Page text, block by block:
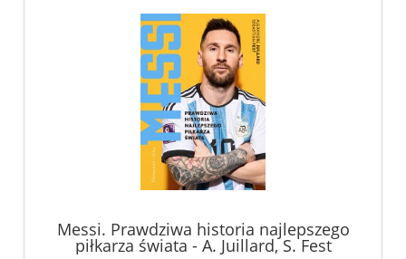
Messi. Prawdziwa historia najlepszego
piłkarza świata - A. Juillard, S. Fest